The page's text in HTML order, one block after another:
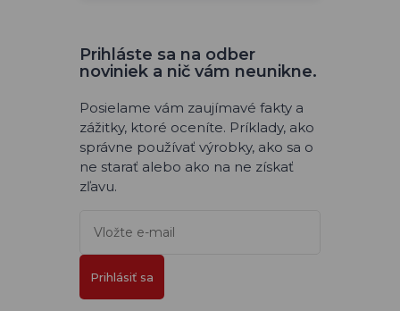
Prihláste sa na odber
noviniek a nič vám neunikne.
Posielame vám zaujímavé fakty a
zážitky, ktoré oceníte. Príklady, ako
správne používať výrobky, ako sa o
ne starať alebo ako na ne získať
zľavu.
Prihlásiť sa